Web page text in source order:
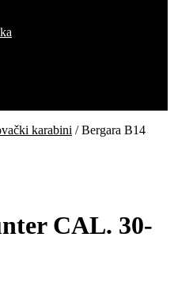
karabini / Bergara B14
CAL. 30-